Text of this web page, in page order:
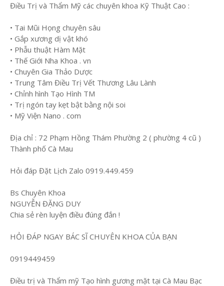
Điều Trị và Thẩm Mỹ các chuyên khoa Kỹ Thuật Cao :
• Tai Mũi Họng chuyên sâu
• Gắp xương dị vật khó
• Phẫu thuật Hàm Mặt
• Thế Giới Nha Khoa . vn
• Chuyên Gia Thảo Dược
• Trung Tâm Điều Trị Vết Thương Lâu Lành
• Chỉnh hình Tạo Hình TM
• Trị ngón tay kẹt bật bằng nội soi
• Mỹ Viện Nano . com
Địa chỉ : 72 Phạm Hồng Thám Phường 2 ( phường 4 cũ )
Thành phố Cà Mau
Hỏi đáp Đặt Lịch Zalo 0919.449.459
Bs Chuyên Khoa
NGUYỄN ĐẶNG DUY
Chia sẻ rèn luyện điều đúng đắn !
HỎI ĐÁP NGAY BÁC SĨ CHUYÊN KHOA CỦA BẠN
0919449459
Điều trị và Thẩm mỹ Tạo hình gương mặt tại Cà Mau Bạc